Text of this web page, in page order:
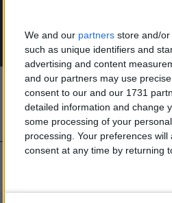
We and our partners store and/or
such as unique identifiers and
advertising and content
and our partners may use
consent to our and our 1731
detailed information and change
some processing of your
processing. Your preferences
consent at any time by returning